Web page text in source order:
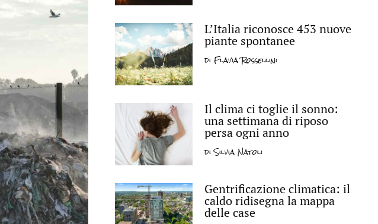
L’Italia riconosce 453 nuove
piante spontanee
diFlavia Rossellini
Il clima ci toglie il sonno:
una settimana di riposo
persa ogni anno
diSilvia Natoli
Gentrificazione climatica: il
caldo ridisegna la mappa
delle case